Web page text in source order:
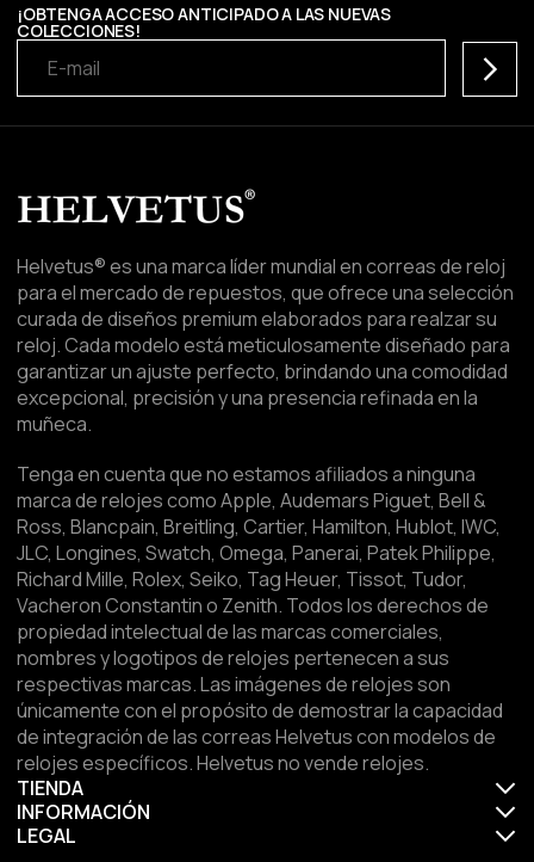
¡OBTENGA ACCESO ANTICIPADO A LAS NUEVAS
COLECCIONES!
Helvetus® es una marca líder mundial en correas de reloj
para el mercado de repuestos, que ofrece una selección
curada de diseños premium elaborados para realzar su
reloj. Cada modelo está meticulosamente diseñado para
garantizar un ajuste perfecto, brindando una comodidad
excepcional, precisión y una presencia refinada en la
muñeca.
Tenga en cuenta que no estamos afiliados a ninguna
marca de relojes como Apple, Audemars Piguet, Bell &
Ross, Blancpain, Breitling, Cartier, Hamilton, Hublot, IWC,
JLC, Longines, Swatch, Omega, Panerai, Patek Philippe,
Richard Mille, Rolex, Seiko, Tag Heuer, Tissot, Tudor,
Vacheron Constantin o Zenith. Todos los derechos de
propiedad intelectual de las marcas comerciales,
nombres y logotipos de relojes pertenecen a sus
respectivas marcas. Las imágenes de relojes son
únicamente con el propósito de demostrar la capacidad
de integración de las correas Helvetus con modelos de
relojes específicos. Helvetus no vende relojes.
TIENDA
INFORMACIÓN
LEGAL